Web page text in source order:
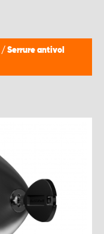
/ Serrure antivol